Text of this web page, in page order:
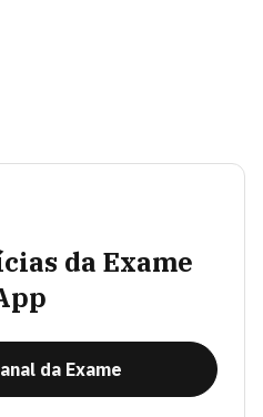
da Exame
da Exame